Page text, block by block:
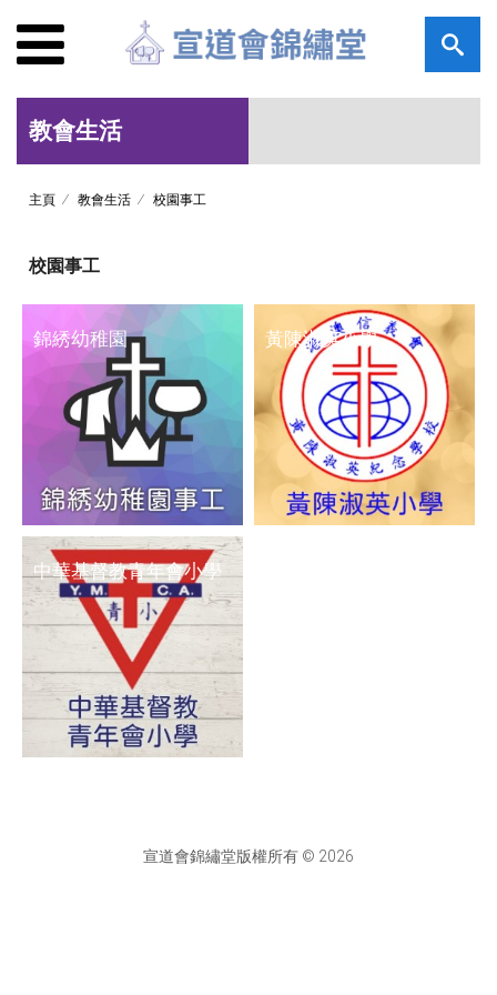
教會生活
主頁 教會生活 校園事工
校園事工
錦綉幼稚園 黃陳淑英小學
中華基督教青年會小學
宣道會錦繡堂版權所有 © 2026